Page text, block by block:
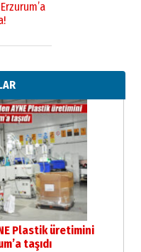
taşları
bir
Plastik üretimini
taşıdı